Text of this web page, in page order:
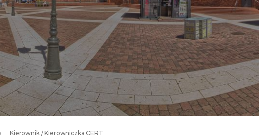
Kierownik / Kierowniczka CERT